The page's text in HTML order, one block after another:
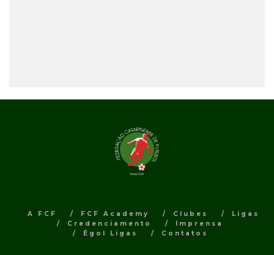
A FCF FCF Academy Clubes
Ligas
Credenciamento
Imprensa
Égol Ligas
Contatos